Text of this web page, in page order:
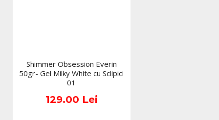
Shimmer Obsession Everin
50gr- Gel Milky White cu Sclipici
01
129.00 Lei